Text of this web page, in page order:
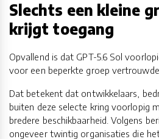
Slechts een kleine
krijgt toegang
Opvallend is dat GPT-5.6 Sol
voor een beperkte groep
Dat betekent dat ontwikkelaars,
buiten deze selecte kring voorlopig
bredere beschikbaarheid. Volgens
ongeveer twintig organisaties die